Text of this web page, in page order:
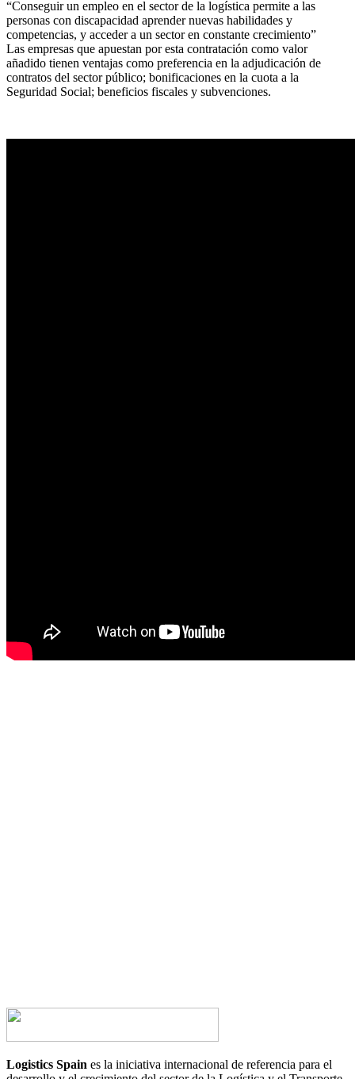
“Conseguir un empleo en el sector de la logística permite a las
personas con discapacidad aprender nuevas habilidades y
competencias, y acceder a un sector en constante crecimiento”
Las empresas que apuestan por esta contratación como valor
añadido tienen ventajas como preferencia en la adjudicación de
contratos del sector público; bonificaciones en la cuota a la
Seguridad Social; beneficios fiscales y subvenciones.
Logistics Spain es la iniciativa internacional de referencia para el